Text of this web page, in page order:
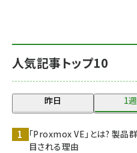
人気記事トップ10
昨日 1
「Proxmox VE」とは? 製品
目される理由